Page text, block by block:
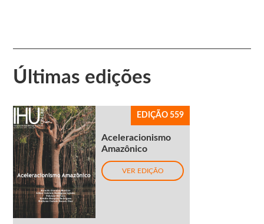
Últimas edições
EDIÇÃO 559
Aceleracionismo
Amazônico
VER EDIÇÃO